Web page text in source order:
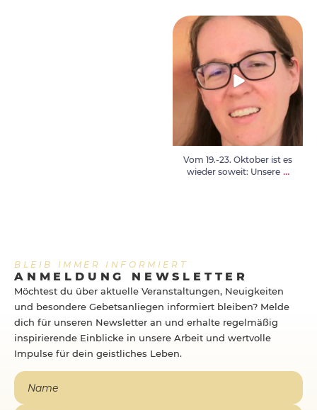
Vom 19.-23. Oktober ist es
wieder soweit: Unsere...
Vom 19.-23. Oktober ist es
wieder soweit: Unsere ...
BLEIB IMMER INFORMIERT
ANMELDUNG NEWSLETTER
Möchtest du über aktuelle Veranstaltungen, Neuigkeiten
und besondere Gebetsanliegen informiert bleiben? Melde
dich für unseren Newsletter an und erhalte regelmäßig
inspirierende Einblicke in unsere Arbeit und wertvolle
Impulse für dein geistliches Leben.